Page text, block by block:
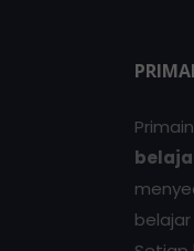
belajar